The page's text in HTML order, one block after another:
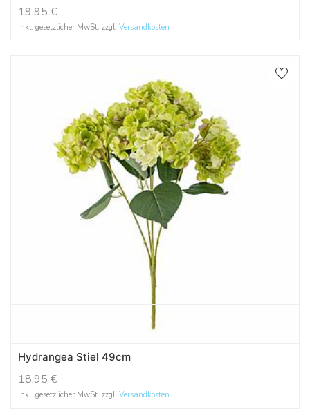
19,95 €
Inkl. gesetzlicher MwSt. zzgl. Versandkosten
Hydrangea Stiel 49cm
18,95 €
Inkl. gesetzlicher MwSt. zzgl. Versandkosten